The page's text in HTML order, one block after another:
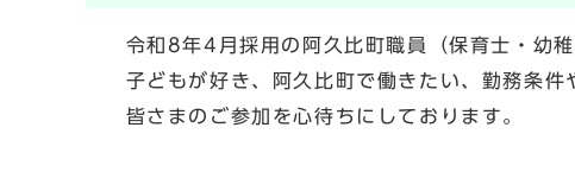
令和8年4月採用の阿久比町職員（保育士・幼稚
子どもが好き、阿久比町で働きたい、勤務条件
皆さまのご参加を心待ちにしております。